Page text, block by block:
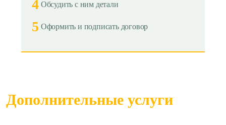
4 Обсудить с ним детали
5 Оформить и подписать договор
Дополнительные услуги